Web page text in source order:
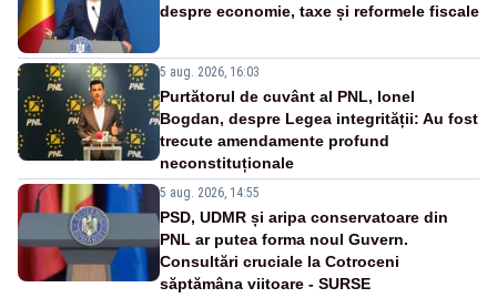
despre economie, taxe și reformele fiscale
5 aug. 2026, 16:03
Purtătorul de cuvânt al PNL, Ionel
Bogdan, despre Legea integrității: Au fost
trecute amendamente profund
neconstituționale
5 aug. 2026, 14:55
PSD, UDMR și aripa conservatoare din
PNL ar putea forma noul Guvern.
Consultări cruciale la Cotroceni
săptămâna viitoare - SURSE